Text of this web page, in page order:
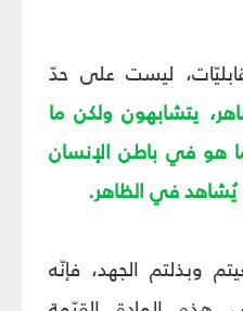
ليست على حدّ
يتشابهون ولكن ما
هو في باطن الإنسان
يُشاهد في الظاهر.
وبذلتم الجهد، فإنّه